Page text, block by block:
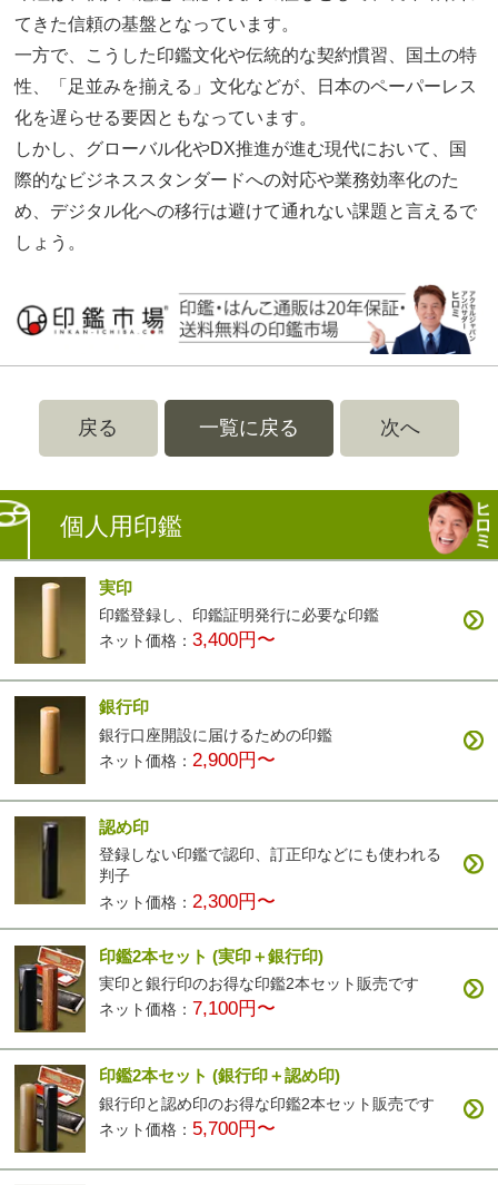
てきた信頼の基盤となっています。
一方で、こうした印鑑文化や伝統的な契約慣習、国土の特
性、「足並みを揃える」文化などが、日本のペーパーレス
化を遅らせる要因ともなっています。
しかし、グローバル化やDX推進が進む現代において、国
際的なビジネススタンダードへの対応や業務効率化のた
め、デジタル化への移行は避けて通れない課題と言えるで
しょう。
戻る 一覧に戻る 次へ
個人用印鑑
実印
印鑑登録し、印鑑証明発行に必要な印鑑
ネット価格：3,400円〜
銀行印
銀行口座開設に届けるための印鑑
ネット価格： 2,900円〜
認め印
登録しない印鑑で認印、訂正印などにも使われる
判子
ネット価格： 2,300円〜
印鑑2本セット(実印＋銀行印)
実印と銀行印のお得な印鑑2本セット販売です
ネット価格： 7,100円〜
印鑑2本セット(銀行印＋認め印)
銀行印と認め印のお得な印鑑2本セット販売です
ネット価格： 5,700円〜